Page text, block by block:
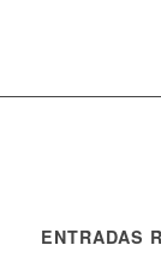
ENTRADAS